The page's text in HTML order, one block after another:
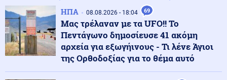
Περιβάλλον
Ολική έκλειψη Ηλίου στις 12 Αυγούστου: Η Ευρώπη
ετοιμάζεται για ένα σπάνιο ουράνιο θέαμα
Κόσμος 09.08.2026 - 10:08
Πεζεσκιάν: Η καλύτερη στιγμή για συμφωνία – Να
ΗΠΑ 08.08.2026 - 18:04 69
Μας τρέλαναν με τα UFO!! Το
Πεντάγωνο δημοσίευσε 41 ακόμη
αρχεία για εξωγήινους - Τι λένε Άγιοι
της Ορθοδοξίας για το θέμα αυτό